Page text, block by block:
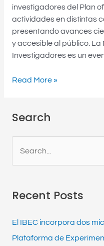
investigadores del Plan
actividades en distintas
presentando avances
y accesible al público. La
Investigadores es un
Read More »
Search
rRecent Posts
El IBEC incorpora dos
Plataforma de